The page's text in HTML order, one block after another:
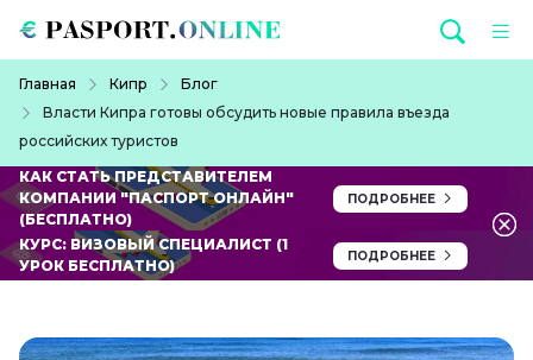
Главная Кипр
Блог
Власти Кипра готовы обсудить новые правила въезда
российских туристов
КАК СТАТЬ ПРЕДСТАВИТЕЛЕМ
КОМПАНИИ "ПАСПОРТ ОНЛАЙН"
(БЕСПЛАТНО)
ПОДРОБНЕЕ
КУРС: ВИЗОВЫЙ СПЕЦИАЛИСТ (1
УРОК БЕСПЛАТНО)
ПОДРОБНЕЕ